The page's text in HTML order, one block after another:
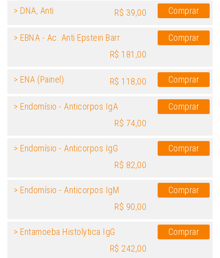
> DNA, Anti R$ 39,00 Comprar
> EBNA - Ac. Anti Epstein Barr
R$ 181,00
Comprar
> ENA (Painel) R$ 118,00 Comprar
> Endomísio - Anticorpos IgA
R$ 74,00
Comprar
> Endomísio - Anticorpos IgG
R$ 82,00
Comprar
> Endomísio - Anticorpos IgM
R$ 90,00
Comprar
> Entamoeba Histolytica IgG
R$ 242,00
Comprar